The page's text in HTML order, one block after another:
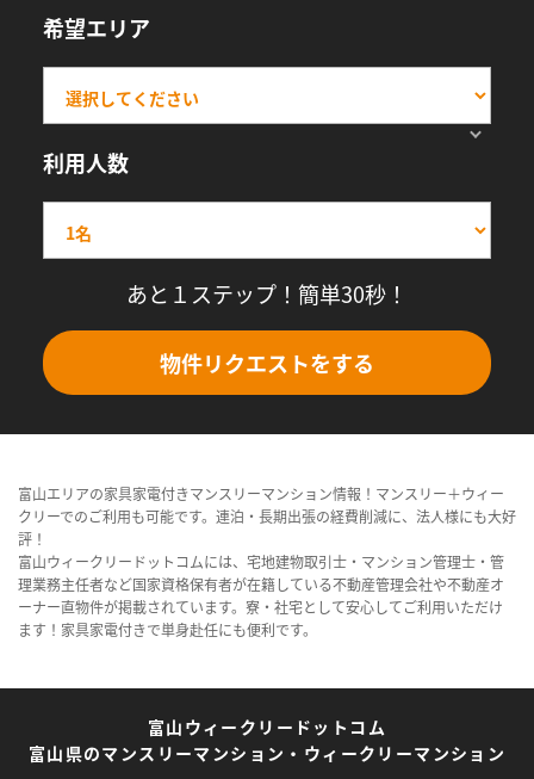
希望エリア
利用人数
あと１ステップ！簡単30秒！
物件リクエストをする
富山エリアの家具家電付きマンスリーマンション情報！マンスリー＋ウィー
クリーでのご利用も可能です。連泊・長期出張の経費削減に、法人様にも大好
評！
富山ウィークリードットコムには、宅地建物取引士・マンション管理士・管
理業務主任者など国家資格保有者が在籍している不動産管理会社や不動産オ
ーナー直物件が掲載されています。寮・社宅として安心してご利用いただけ
ます！家具家電付きで単身赴任にも便利です。
富山ウィークリードットコム
富山県のマンスリーマンション・ウィークリーマンション